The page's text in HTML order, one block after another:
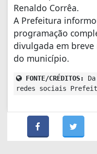
Renaldo Corrêa.
A Prefeitura
programação
divulgada em breve
do município.
FONTE/CRÉDITOS:
redes sociais